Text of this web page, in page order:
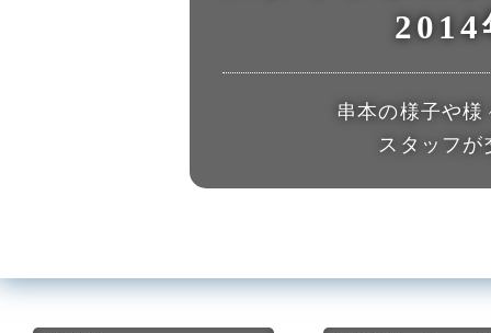
2014
串本の様子や
スタッフ